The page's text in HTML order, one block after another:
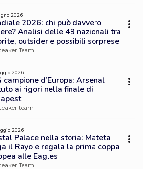
2026
2026: chi può davvero
Analisi delle 48 nazionali tra
outsider e possibili sorprese
Team
2026
campione d’Europa: Arsenal
ai rigori nella finale di
team
2026
Palace nella storia: Mateta
il Rayo e regala la prima coppa
alle Eagles
Team